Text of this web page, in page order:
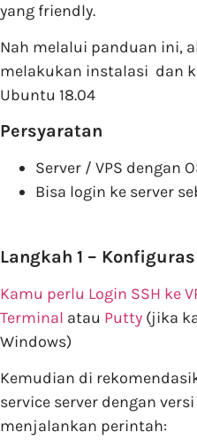
yang friendly.
Nah melalui panduan ini,
melakukan instalasi dan
Ubuntu 18.04
Persyaratan
Server / VPS dengan
Bisa login ke server
Langkah 1 –
Kamu perlu Login SSH ke
Terminal atau Putty (jika
Windows)
Kemudian di
service server dengan
menjalankan perintah: